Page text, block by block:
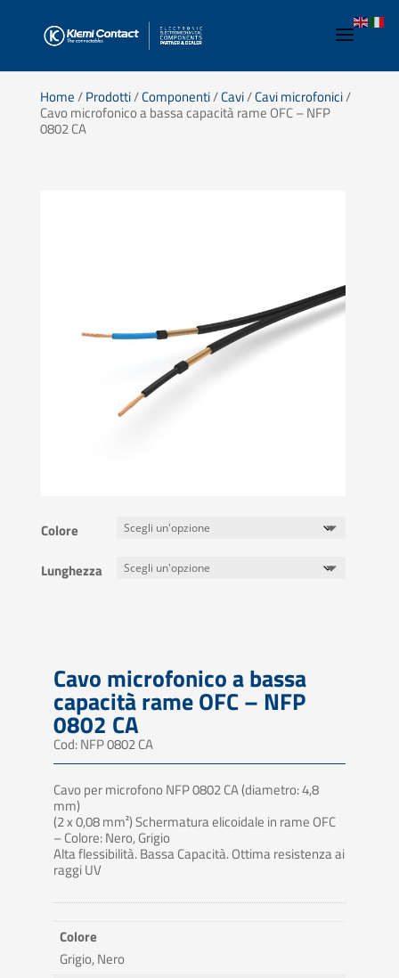
Home/Prodotti/Componenti/Cavi/Cavi microfonici/
Cavo microfonico a bassa capacità rame OFC – NFP
0802 CA
Colore
Lunghezza
Cavo microfonico a bassa
capacità rame OFC – NFP
0802 CA
Cod: NFP 0802 CA
Cavo per microfono NFP 0802 CA (diametro: 4,8
mm)
(2 x 0,08 mm²) Schermatura elicoidale in rame OFC
– Colore: Nero, Grigio
Alta flessibilità. Bassa Capacità. Ottima resistenza ai
raggi UV
Colore
Grigio, Nero